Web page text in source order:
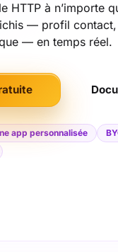
HTTP à n’importe
— profil contact,
— en temps réel.
app personnalisée